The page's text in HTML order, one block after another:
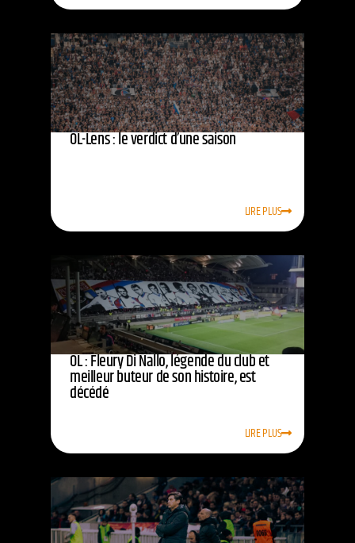
OL-Lens : le verdict d’une saison
LIRE PLUS
OL : Fleury Di Nallo, légende du club et
meilleur buteur de son histoire, est
décédé
LIRE PLUS